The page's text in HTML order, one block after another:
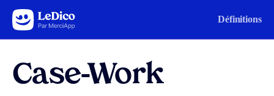
Aller au contenu Définitions
Case-Work